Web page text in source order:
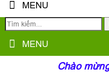
MENU
MENU
Chào